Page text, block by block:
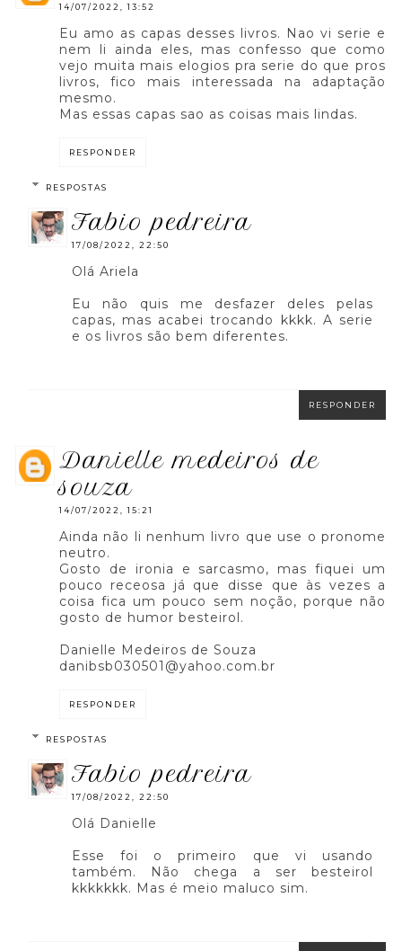
14/07/2022, 13:52
Eu amo as capas desses livros. Nao vi serie e
nem li ainda eles, mas confesso que como
vejo muita mais elogios pra serie do que pros
livros, fico mais interessada na adaptação
mesmo.
Mas essas capas sao as coisas mais lindas.
RESPONDER
RESPOSTAS
fabio pedreira
17/08/2022, 22:50
Olá Ariela
Eu não quis me desfazer deles pelas
capas, mas acabei trocando kkkk. A serie
e os livros são bem diferentes.
RESPONDER
danielle medeiros de
souza
14/07/2022, 15:21
Ainda não li nenhum livro que use o pronome
neutro.
Gosto de ironia e sarcasmo, mas fiquei um
pouco receosa já que disse que às vezes a
coisa fica um pouco sem noção, porque não
gosto de humor besteirol.
Danielle Medeiros de Souza
danibsb030501@yahoo.com.br
RESPONDER
RESPOSTAS
fabio pedreira
17/08/2022, 22:50
Olá Danielle
Esse foi o primeiro que vi usando
também. Não chega a ser besteirol
kkkkkkk. Mas é meio maluco sim.